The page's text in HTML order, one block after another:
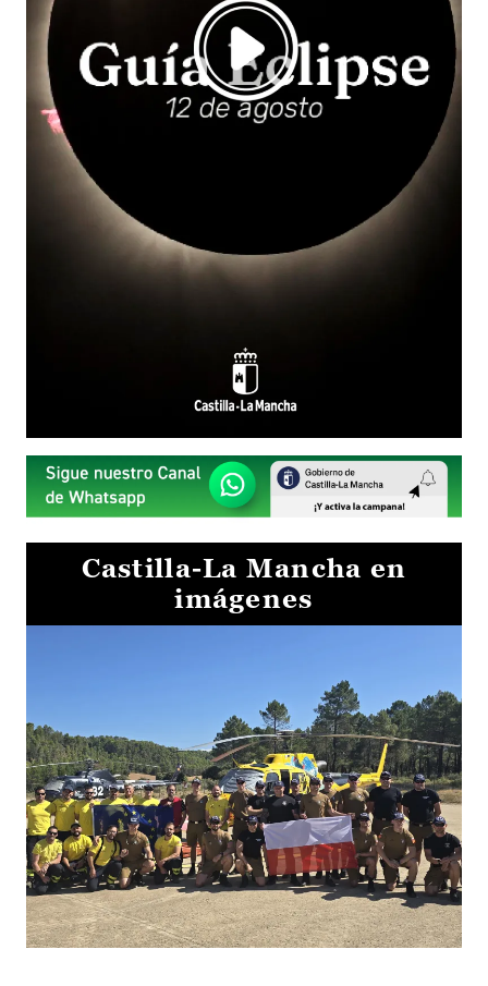
Castilla-La Mancha en
imágenes